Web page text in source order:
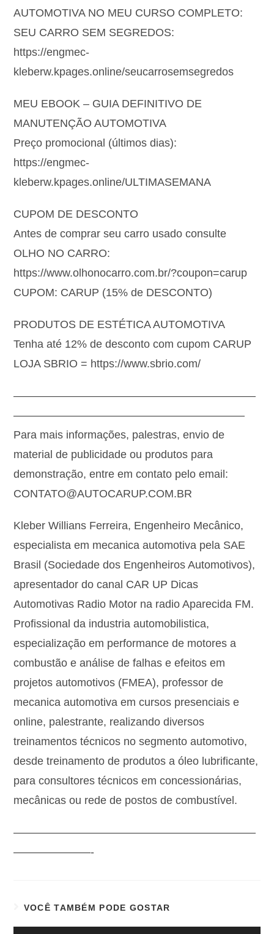
AUTOMOTIVA NO MEU CURSO COMPLETO:
SEU CARRO SEM SEGREDOS:
https://engmec-
kleberw.kpages.online/seucarrosemsegredos
MEU EBOOK – GUIA DEFINITIVO DE
MANUTENÇÃO AUTOMOTIVA
Preço promocional (últimos dias):
https://engmec-
kleberw.kpages.online/ULTIMASEMANA
CUPOM DE DESCONTO
Antes de comprar seu carro usado consulte
OLHO NO CARRO:
https://www.olhonocarro.com.br/?coupon=carup
CUPOM: CARUP (15% de DESCONTO)
PRODUTOS DE ESTÉTICA AUTOMOTIVA
Tenha até 12% de desconto com cupom CARUP
LOJA SBRIO = https://www.sbrio.com/
——————————————————————
—————————————————————
Para mais informações, palestras, envio de
material de publicidade ou produtos para
demonstração, entre em contato pelo email:
CONTATO@AUTOCARUP.COM.BR
Kleber Willians Ferreira, Engenheiro Mecânico,
especialista em mecanica automotiva pela SAE
Brasil (Sociedade dos Engenheiros Automotivos),
apresentador do canal CAR UP Dicas
Automotivas Radio Motor na radio Aparecida FM.
Profissional da industria automobilistica,
especialização em performance de motores a
combustão e análise de falhas e efeitos em
projetos automotivos (FMEA), professor de
mecanica automotiva em cursos presenciais e
online, palestrante, realizando diversos
treinamentos técnicos no segmento automotivo,
desde treinamento de produtos a óleo lubrificante,
para consultores técnicos em concessionárias,
mecânicas ou rede de postos de combustível.
——————————————————————
———————-
VOCÊ TAMBÉM PODE GOSTAR